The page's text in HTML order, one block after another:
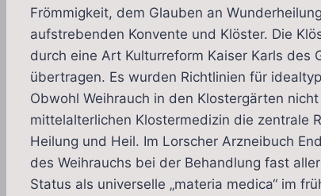
Frömmigkeit, dem Glauben an
aufstrebenden Konvente und Klöster. Die
durch eine Art Kulturreform Kaiser Karls
übertragen. Es wurden Richtlinien für
Obwohl Weihrauch in den Klostergärten
mittelalterlichen Klostermedizin die zentrale
Heilung und Heil. Im Lorscher Arzneibuch
des Weihrauchs bei der Behandlung fast
Status als universelle „materia medica“ im